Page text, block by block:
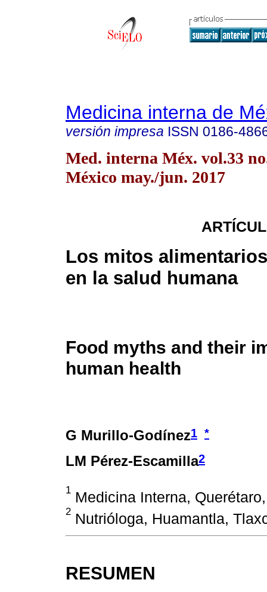
Medicina interna de
versión impresa ISSN 0186-
Med. interna Méx. vol.33
México may./jun. 2017
Los mitos
en la salud humana
Food myths and their
human health
G Murillo-Godínez1 *
LM Pérez-Escamilla2
1 Medicina Interna,
2 Nutrióloga, Huamantla,
RESUMEN